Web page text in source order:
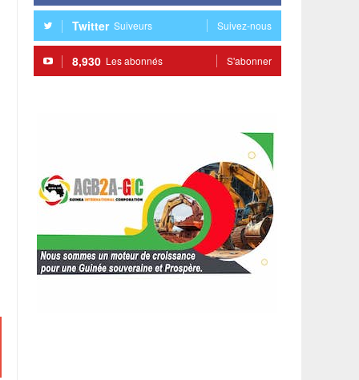
Twitter Suiveurs Suivez-nous
8,930 Les abonnés S'abonner